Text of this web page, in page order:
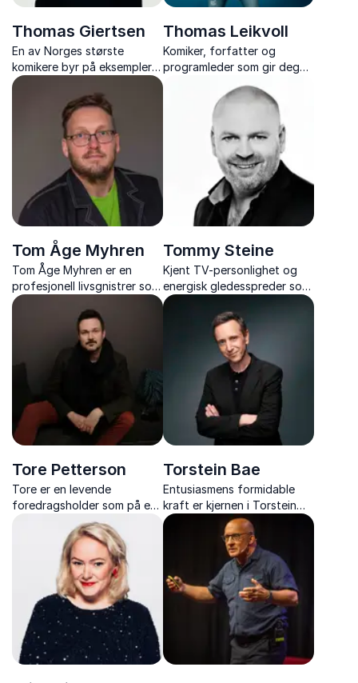
Thomas Giertsen
En av Norges største
komikere byr på eksempler
og innsikt fra egne
underholdningsbransjen.
Thomas Leikvoll
Komiker, forfatter og
programleder som gir deg
nøkler til å forstå og kunne
le av deg selv og andre.
Tom Åge Myhren
Tom Åge Myhren er en
profesjonell livsgnistrer som
i 13 år har levert foredrag
om prosessledelse, idè – og
konseptutvikling.
Tommy Steine
Kjent TV-personlighet og
energisk gledesspreder som
både underholder og lærer
bort råd om arbeidsglede
og motivasjon.
Tore Petterson
Tore er en levende
foredragsholder som på en
gripende og humoristisk
måte tar opp temaer som
relasjoner, annerledeshet,
stigmatisering, omtanke og
Torstein Bae
Entusiasmens formidable
kraft er kjernen i Torstein
Baes foredrag, som bygger
på hans erfaring og livsvalg
innen sjakk, næringsliv og
frivillig arbeid.